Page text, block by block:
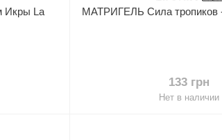
Икры La
МАТРИГЕЛЬ Сила тропиков -
133 грн
Нет в наличии